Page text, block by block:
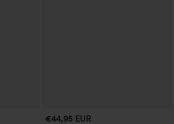
€44,95 EUR